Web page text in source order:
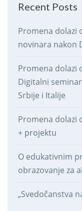
Recent Posts
Promena dolazi
novinara nakon
Promena dolazi
Digitalni
Srbije i Italije
Promena dolazi
+ projektu
O edukativnim
obrazovanje za
„Svedočanstva